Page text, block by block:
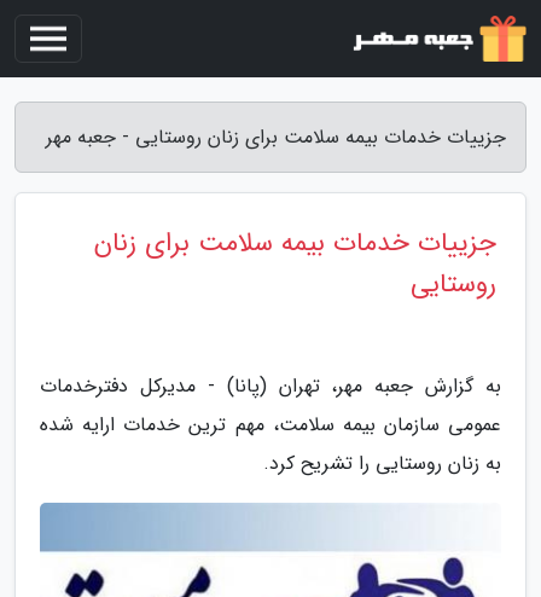
جزییات خدمات بیمه سلامت برای زنان روستایی - جعبه مهر
جزییات خدمات بیمه سلامت برای زنان
روستایی
به گزارش جعبه مهر، تهران (پانا) - مدیرکل دفترخدمات
عمومی سازمان بیمه سلامت، مهم ترین خدمات ارایه شده
به زنان روستایی را تشریح کرد.